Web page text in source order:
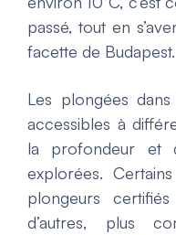
passé, tout en
facette de Budapest.
Les plongées
accessibles à
la profondeur et
explorées.
plongeurs
d’autres, plus